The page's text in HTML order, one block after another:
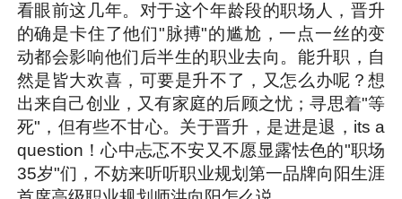
看眼前这几年。对于这个年龄段的职场人，晋升
的确是卡住了他们"脉搏"的尴尬，一点一丝的变
动都会影响他们后半生的职业去向。能升职，自
然是皆大欢喜，可要是升不了，又怎么办呢？想
出来自己创业，又有家庭的后顾之忧；寻思着"等
死"，但有些不甘心。关于晋升，是进是退，its a
question！心中忐忑不安又不愿显露怯色的"职场
35岁"们，不妨来听听职业规划第一品牌向阳生涯